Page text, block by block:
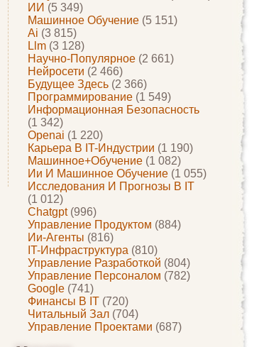
ИИ (5 349)
Машинное Обучение (5 151)
Ai (3 815)
Llm (3 128)
Научно-Популярное (2 661)
Нейросети (2 466)
Будущее Здесь (2 366)
Программирование (1 549)
Информационная Безопасность
(1 342)
Openai (1 220)
Карьера В IT-Индустрии (1 190)
Машинное+обучение (1 082)
Ии И Машинное Обучение (1 055)
Исследования И Прогнозы В IT
(1 012)
Chatgpt(996)
Управление Продуктом (884)
Ии-Агенты (816)
IT-Инфраструктура (810)
Управление Разработкой (804)
Управление Персоналом (782)
Google (741)
Финансы В IT (720)
Читальный Зал (704)
Управление Проектами (687)